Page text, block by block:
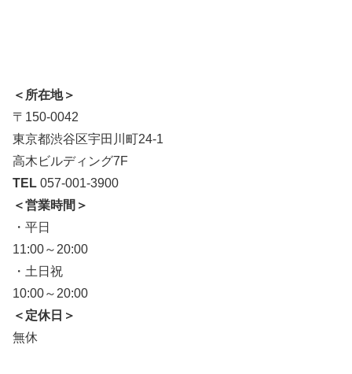
＜所在地＞
〒150-0042
東京都渋谷区宇田川町24-1
高木ビルディング7F
TEL 057-001-3900
＜営業時間＞
・平日
11:00～20:00
・土日祝
10:00～20:00
＜定休日＞
無休